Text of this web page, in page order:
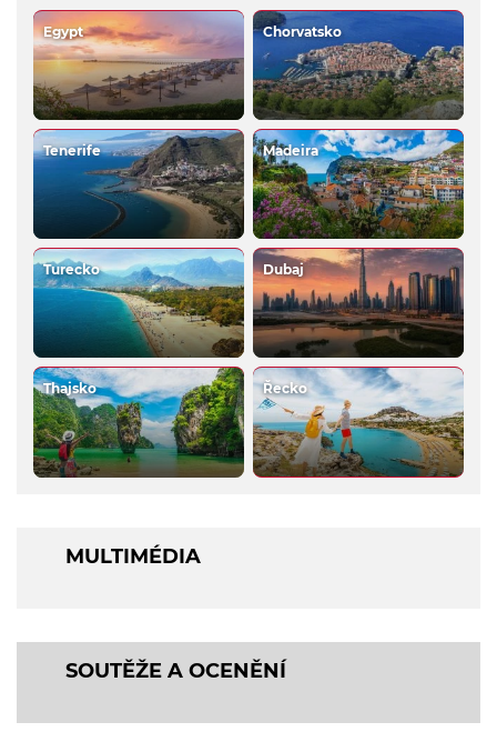
Egypt Chorvatsko
Tenerife Madeira
Turecko Dubaj
Thajsko Řecko
MULTIMÉDIA
SOUTĚŽE A OCENĚNÍ